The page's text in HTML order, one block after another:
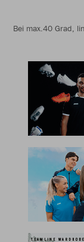
Bei max.40 Grad,